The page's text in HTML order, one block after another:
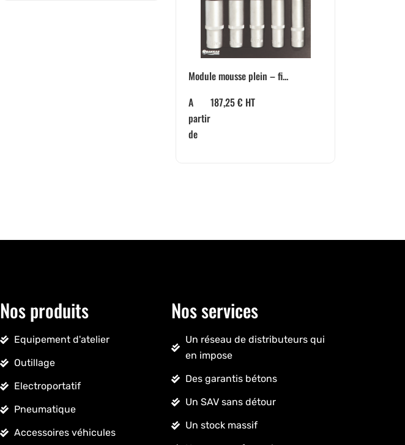
Module mousse plein – fi...
A
partir
de
187,25€ HT
Nos produits
Equipement d'atelier
Outillage
Electroportatif
Pneumatique
Accessoires véhicules
Nos services
Un réseau de distributeurs qui
en impose
Des garantis bétons
Un SAV sans détour
Un stock massif